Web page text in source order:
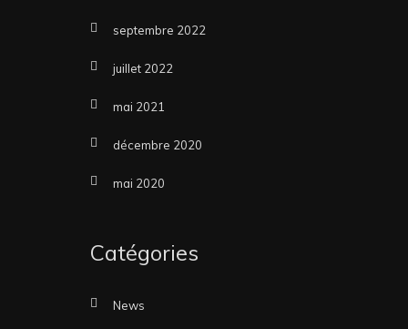
septembre 2022
juillet 2022
mai 2021
décembre 2020
mai 2020
Catégories
News